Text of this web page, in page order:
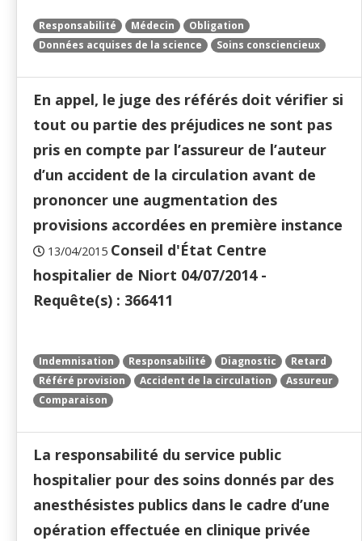
Responsabilité Médecin
Obligation
Données acquises de la science
Soins consciencieux
En appel, le juge des référés doit vérifier si
tout ou partie des préjudices ne sont pas
pris en compte par l’assureur de l’auteur
d’un accident de la circulation avant de
prononcer une augmentation des
provisions accordées en première instance
13/04/2015 Conseil d'État Centre
hospitalier de Niort 04/07/2014 -
Requête(s) : 366411
Indemnisation Responsabilité Diagnostic
Retard
Référé provision
Accident de la circulation
Assureur
Comparaison
La responsabilité du service public
hospitalier pour des soins donnés par des
anesthésistes publics dans le cadre d’une
opération effectuée en clinique privée